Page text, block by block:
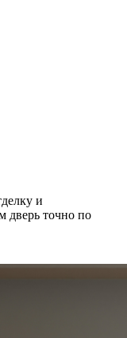
и
дверь точно по